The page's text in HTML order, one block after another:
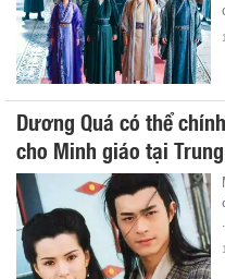
Dương Quá có thể
cho Minh giáo tại